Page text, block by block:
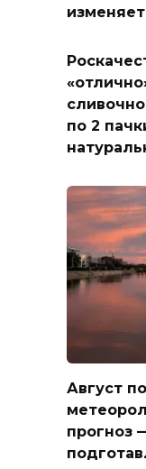
по 2
Август
прогноз